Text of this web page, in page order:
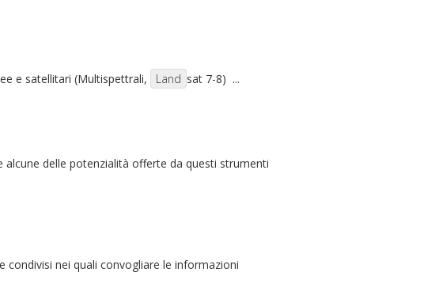
e satellitari (Multispettrali,
Land sat 7-8) ...
alcune delle potenzialità offerte da questi strumenti
nei quali convogliare le informazioni